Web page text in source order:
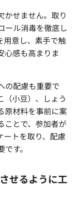
かせません。取り
ール消毒を徹底し
用意し、素手で触
心感も高まりま
の配慮も重要で
（小豆）、しょう
原材料を事前に案
ことで、参加者が
ートを取り、配慮
す。
せるように工